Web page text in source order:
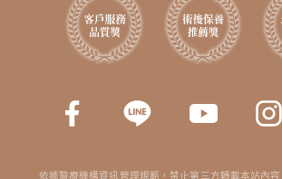
依據醫療機構資訊管理規範，禁止第三方轉載本站內容